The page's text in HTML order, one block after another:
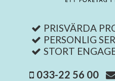
PRISVÄRDA
PERSONLIG
STORT
033-22 56 00